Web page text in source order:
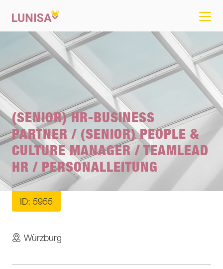
(SENIOR) HR-BUSINESS
PARTNER / (SENIOR) PEOPLE &
CULTURE MANAGER / TEAMLEAD
HR / PERSONALLEITUNG
ID: 5955
Würzburg